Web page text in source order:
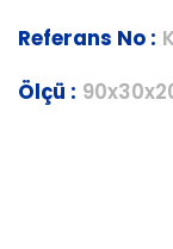
Referans No :
Ölçü :